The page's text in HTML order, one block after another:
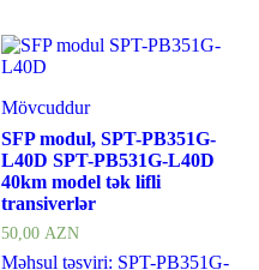
Mövcuddur
SFP modul, SPT-PB351G-
L40D SPT-PB531G-L40D
40km model tək lifli
transiverlər
50,00 AZN
Məhsul təsviri: SPT-PB351G-